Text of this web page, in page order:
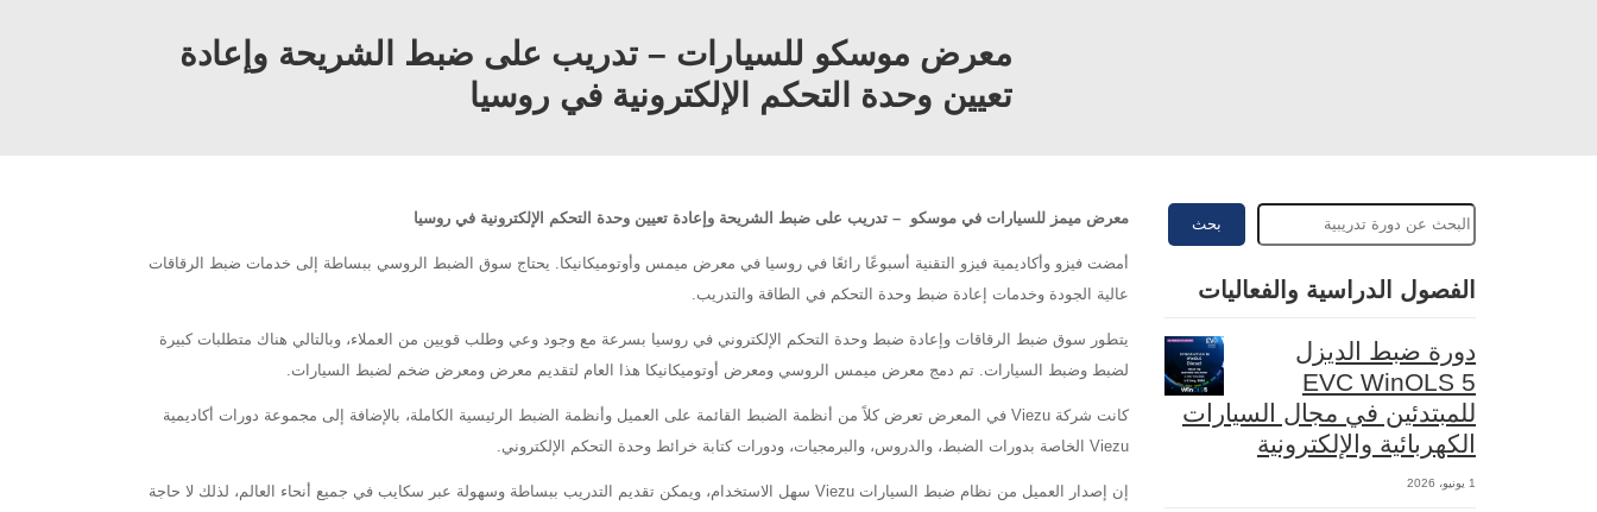
معرض موسكو للسيارات – تدريب على ضبط الشريحة وإعادة
تعيين وحدة التحكم الإلكترونية في روسيا
معرض ميمز للسيارات في موسكو – تدريب على ضبط الشريحة وإعادة تعيين وحدة التحكم الإلكترونية في روسيا
أمضت فيزو وأكاديمية فيزو التقنية أسبوعًا رائعًا في روسيا في معرض ميمس وأوتوميكانيكا. يحتاج سوق الضبط الروسي ببساطة إلى خدمات ضبط الرقاقات
عالية الجودة وخدمات إعادة ضبط وحدة التحكم في الطاقة والتدريب.
يتطور سوق ضبط الرقاقات وإعادة ضبط وحدة التحكم الإلكتروني في روسيا بسرعة مع وجود وعي وطلب قويين من العملاء، وبالتالي هناك متطلبات كبيرة
لضبط وضبط السيارات. تم دمج معرض ميمس الروسي ومعرض أوتوميكانيكا هذا العام لتقديم معرض ومعرض ضخم لضبط السيارات.
كانت شركة Viezu في المعرض تعرض كلاً من أنظمة الضبط القائمة على العميل وأنظمة الضبط الرئيسية الكاملة، بالإضافة إلى مجموعة دورات أكاديمية
Viezu الخاصة بدورات الضبط، والدروس، والبرمجيات، ودورات كتابة خرائط وحدة التحكم الإلكتروني.
إن إصدار العميل من نظام ضبط السيارات Viezu سهل الاستخدام، ويمكن تقديم التدريب ببساطة وسهولة عبر سكايب في جميع أنحاء العالم، لذلك لا حاجة
بحث
الفصول الدراسية والفعاليات
دورة ضبط الديزل
EVC WinOLS 5
للمبتدئين في مجال السيارات
الكهربائية والإلكترونية
1 يونيو، 2026